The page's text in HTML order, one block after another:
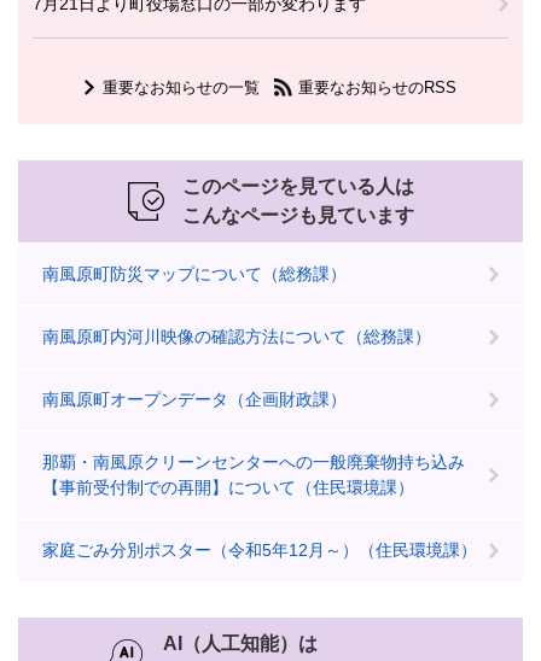
重要なお知らせの一覧 重要なお知らせのRSS
このページを見ている人は
こんなページも見ています
南風原町防災マップについて（総務課）
南風原町内河川映像の確認方法について（総務課）
南風原町オープンデータ（企画財政課）
那覇・南風原クリーンセンターへの一般廃棄物持ち込み
【事前受付制での再開】について（住民環境課）
家庭ごみ分別ポスター（令和5年12月～）（住民環境課）
AI（人工知能）は